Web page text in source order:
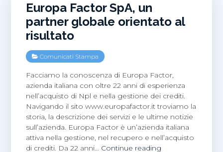
Europa Factor SpA, un
partner globale orientato al
risultato
Comunicati Stampa
Facciamo la conoscenza di Europa Factor,
azienda italiana con oltre 22 anni di esperienza
nell’acquisto di Npl e nella gestione dei crediti.
Navigando il sito www.europafactor.it troviamo la
storia, la descrizione dei servizi e le ultime notizie
sull’azienda. Europa Factor è un’azienda italiana
attiva nella gestione, nel recupero e nell’acquisto
di crediti. Da 22 anni… Continue reading